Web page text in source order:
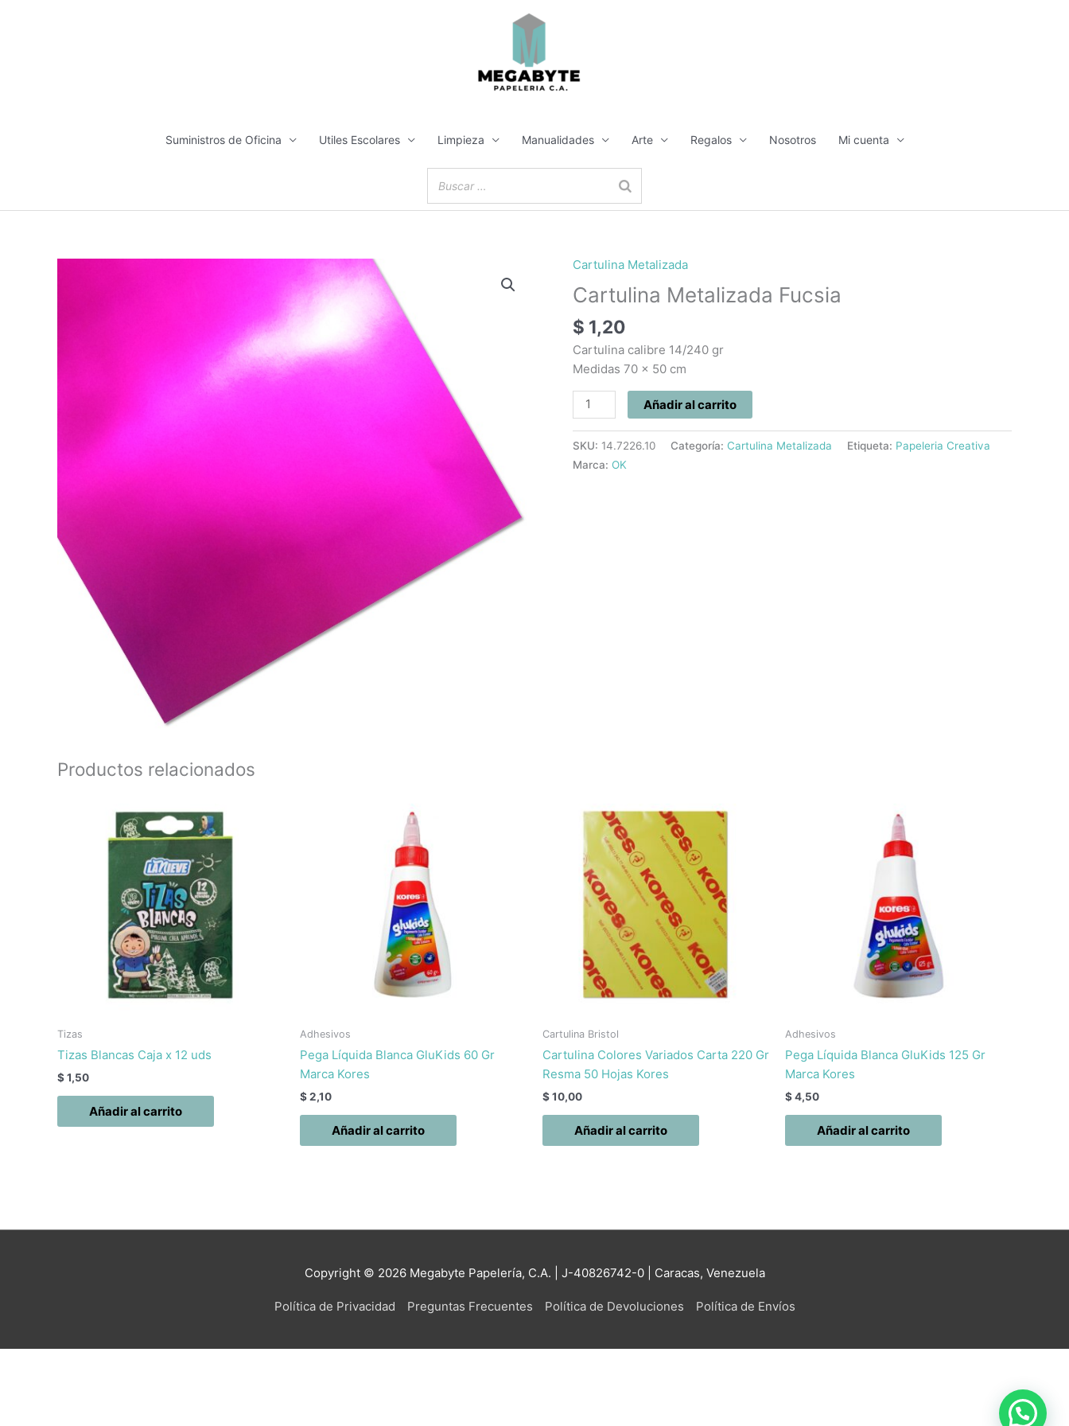
Suministros de Oficina Utiles Escolares Limpieza Manualidades Arte Regalos Nosotros Mi cuenta
Cartulina Metalizada
Cartulina Metalizada Fucsia
$ 1,20
Cartulina calibre 14/240 gr
Medidas 70 x 50 cm
Cartulina
Metalizada
Fucsia
cantidad
Añadir al carrito
SKU: 14.7226.10 Categoría: Cartulina Metalizada Etiqueta: Papeleria Creativa
Marca: OK
Productos relacionados
Tizas
Tizas Blancas Caja x 12 uds
$1,50
Añadir al carrito
Adhesivos
Pega Líquida Blanca GluKids 60 Gr
Marca Kores
$2,10
Añadir al carrito
Cartulina Bristol
Cartulina Colores Variados Carta 220 Gr
Resma 50 Hojas Kores
$10,00
Añadir al carrito
Adhesivos
Pega Líquida Blanca GluKids 125 Gr
Marca Kores
$4,50
Añadir al carrito
Copyright © 2026 Megabyte Papelería, C.A. | J-40826742-0 | Caracas, Venezuela
Política de Privacidad Preguntas Frecuentes Política de Devoluciones Política de Envíos